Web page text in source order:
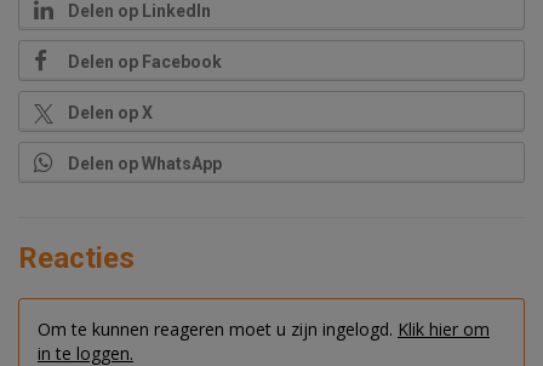
Delen op LinkedIn
Delen op Facebook
Delen op X
Delen op WhatsApp
Reacties
Om te kunnen reageren moet u zijn ingelogd. Klik hier om
in te loggen.